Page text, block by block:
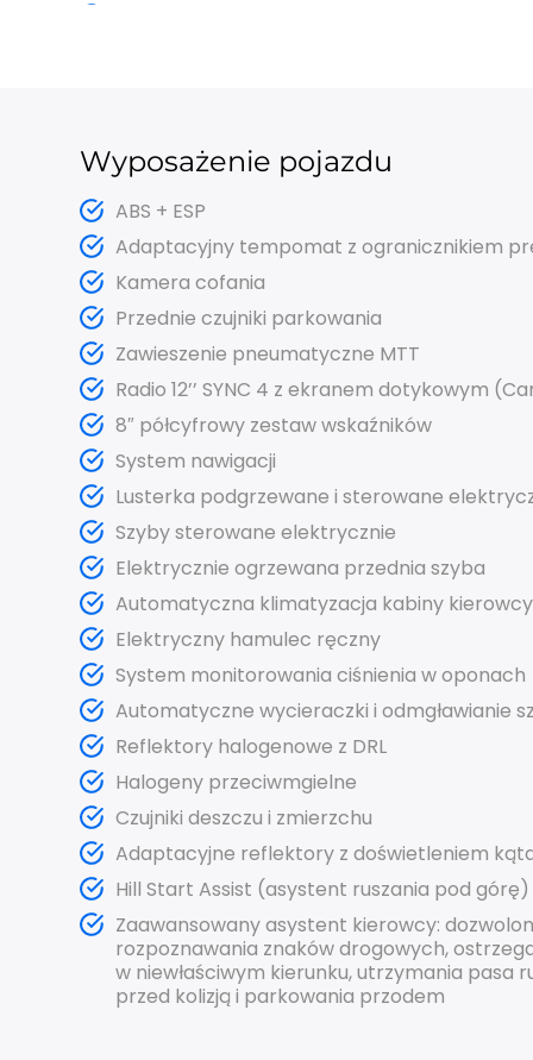
Wyposażenie pojazdu
ABS + ESP
Adaptacyjny tempomat z ogranicznikiem
Kamera cofania
Przednie czujniki parkowania
Zawieszenie pneumatyczne MTT
Radio 12’’ SYNC 4 z ekranem dotykowym (
8″ półcyfrowy zestaw wskaźników
System nawigacji
Lusterka podgrzewane i sterowane
Szyby sterowane elektrycznie
Elektrycznie ogrzewana przednia szyba
Automatyczna klimatyzacja kabiny kierowcy
Elektryczny hamulec ręczny
System monitorowania ciśnienia w oponach
Automatyczne wycieraczki i odmgławianie
Reflektory halogenowe z DRL
Halogeny przeciwmgielne
Czujniki deszczu i zmierzchu
Adaptacyjne reflektory z doświetleniem
Hill Start Assist (asystent ruszania pod górę)
Zaawansowany asystent kierowcy:
rozpoznawania znaków drogowych,
w niewłaściwym kierunku,utrzymania pasa
przed kolizją i parkowania przodem